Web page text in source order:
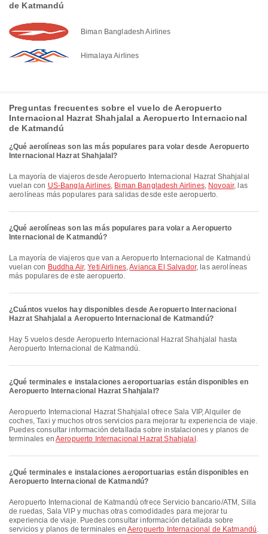
de Katmandú
Biman Bangladesh Airlines
Himalaya Airlines
Preguntas frecuentes sobre el vuelo de Aeropuerto
Internacional Hazrat Shahjalal a Aeropuerto Internacional
de Katmandú
¿Qué aerolíneas son las más populares para volar desde Aeropuerto
Internacional Hazrat Shahjalal?
La mayoría de viajeros desde Aeropuerto Internacional Hazrat Shahjalal
vuelan con US-Bangla Airlines, Biman Bangladesh Airlines, Novoair, las
aerolíneas más populares para salidas desde este aeropuerto.
¿Qué aerolíneas son las más populares para volar a Aeropuerto
Internacional de Katmandú?
La mayoría de viajeros que van a Aeropuerto Internacional de Katmandú
vuelan con Buddha Air,Yeti Airlines,Avianca El Salvador, las aerolíneas
más populares de este aeropuerto.
¿Cuántos vuelos hay disponibles desde Aeropuerto Internacional
Hazrat Shahjalal a Aeropuerto Internacional de Katmandú?
Hay 5 vuelos desde Aeropuerto Internacional Hazrat Shahjalal hasta
Aeropuerto Internacional de Katmandú.
¿Qué terminales e instalaciones aeroportuarias están disponibles en
Aeropuerto Internacional Hazrat Shahjalal?
Aeropuerto Internacional Hazrat Shahjalal ofrece Sala VIP, Alquiler de
coches, Taxi y muchos otros servicios para mejorar tu experiencia de viaje.
Puedes consultar información detallada sobre instalaciones y planos de
terminales en Aeropuerto Internacional Hazrat Shahjalal .
¿Qué terminales e instalaciones aeroportuarias están disponibles en
Aeropuerto Internacional de Katmandú?
Aeropuerto Internacional de Katmandú ofrece Servicio bancario/ATM, Silla
de ruedas, Sala VIP y muchas otras comodidades para mejorar tu
experiencia de viaje. Puedes consultar información detallada sobre
servicios y planos de terminales enAeropuerto Internacional de Katmandú.